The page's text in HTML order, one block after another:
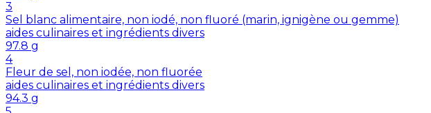
3
Sel blanc alimentaire, non iodé, non fluoré (marin, ignigène ou gemme)
aides culinaires et ingrédients divers
97.8 g
4
Fleur de sel, non iodée, non fluorée
aides culinaires et ingrédients divers
94.3 g